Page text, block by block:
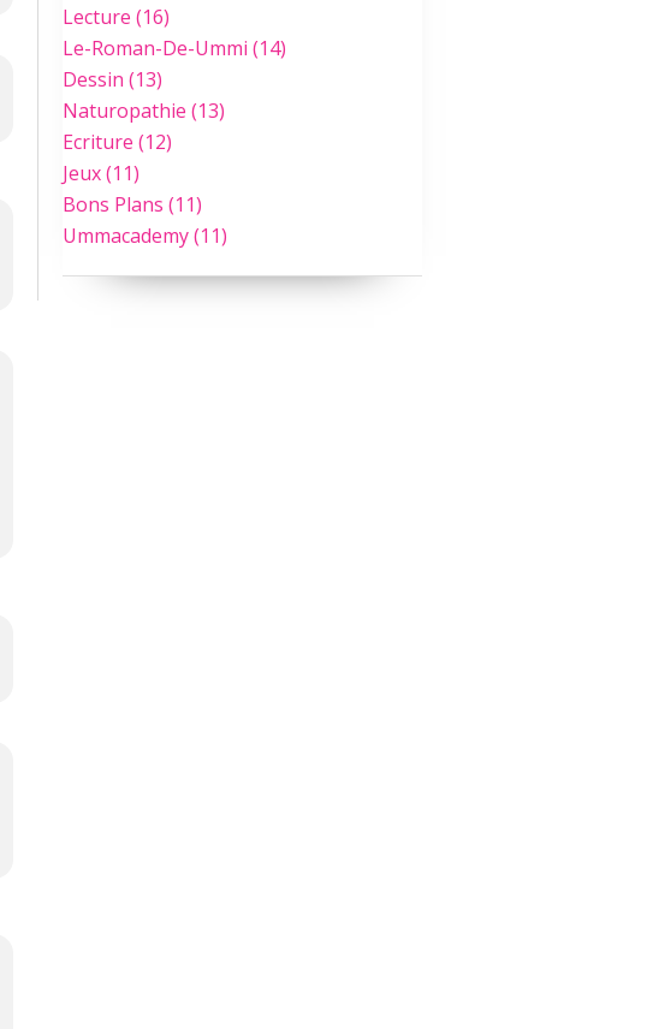
Lecture (16)
Le-Roman-De-Ummi (14)
Dessin (13)
Naturopathie (13)
Ecriture (12)
Jeux(11)
Bons Plans (11)
Ummacademy(11)